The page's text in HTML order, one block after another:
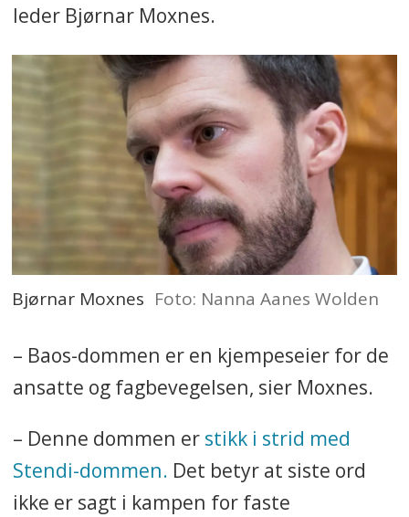
leder Bjørnar Moxnes.
Bjørnar Moxnes Foto: Nanna Aanes Wolden
– Baos-dommen er en kjempeseier for de
ansatte og fagbevegelsen, sier Moxnes.
– Denne dommen erstikk i strid med
Stendi-dommen. Det betyr at siste ord
ikke er sagt i kampen for faste